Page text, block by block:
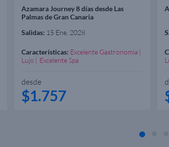
Azamara Journey 8 días desde Las
Palmas de Gran Canaria
Salidas: 15 Ene. 2028
Características: Excelente Gastronomía
Lujo
Excelente Spa
desde
$1.757